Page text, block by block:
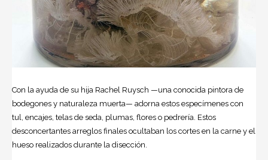
Con la ayuda de su hija Rachel Ruysch —una conocida pintora de
bodegones y naturaleza muerta— adorna estos especímenes con
tul, encajes, telas de seda, plumas, flores o pedrería. Estos
desconcertantes arreglos finales ocultaban los cortes en la carne y el
hueso realizados durante la disección.